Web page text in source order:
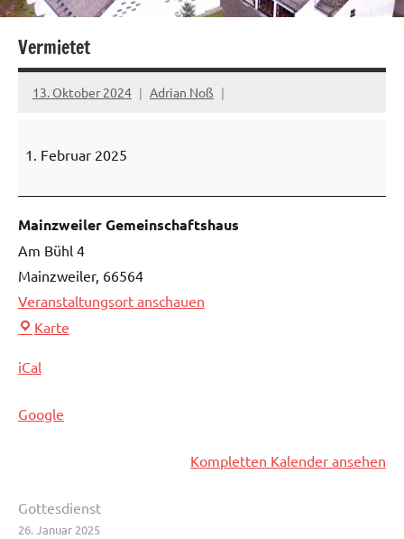
Vermietet
13. Oktober 2024 Adrian Noß
1. Februar 2025
Mainzweiler Gemeinschaftshaus
Am Bühl 4
Mainzweiler, 66564
Veranstaltungsort anschauen
Karte
iCal
Google
Kompletten Kalender ansehen
Beitragsnavigation
Gottesdienst
26. Januar 2025